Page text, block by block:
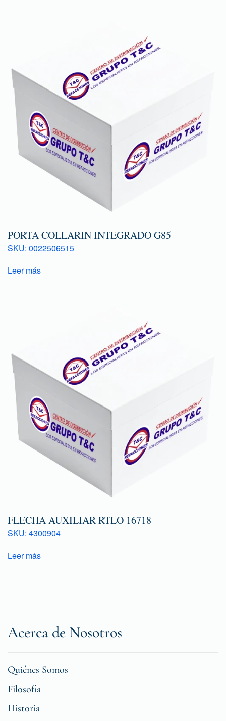
PORTA COLLARIN INTEGRADO G85
SKU: 0022506515
Leer más
FLECHA AUXILIAR RTLO 16718
SKU: 4300904
Leer más
Acerca de Nosotros
Quiénes Somos
Filosofia
Historia